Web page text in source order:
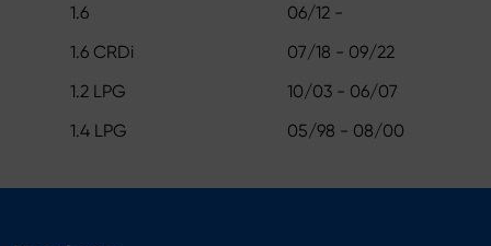
1.6
06/12 -
1.6 CRDi
07/18 - 09/22
1.2 LPG
10/03 - 06/07
1.4 LPG
05/98 - 08/00